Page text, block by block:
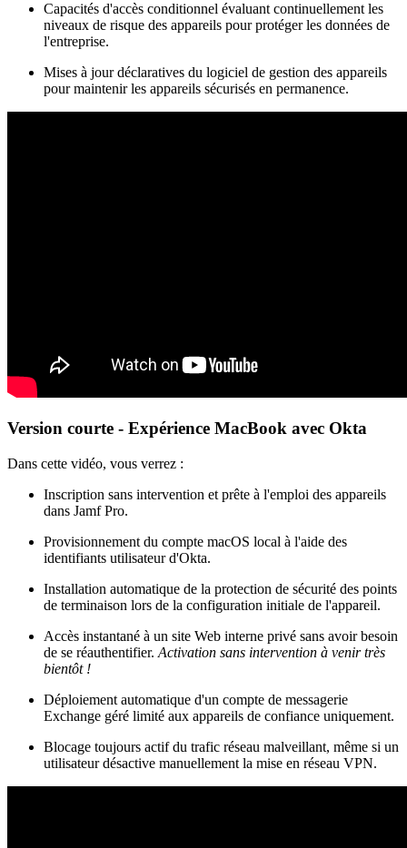
Capacités d'accès conditionnel évaluant continuellement les
niveaux de risque des appareils pour protéger les données de
l'entreprise.
Mises à jour déclaratives du logiciel de gestion des appareils
pour maintenir les appareils sécurisés en permanence.
Version courte - Expérience MacBook avec Okta
Dans cette vidéo, vous verrez :
Inscription sans intervention et prête à l'emploi des appareils
dans Jamf Pro.
Provisionnement du compte macOS local à l'aide des
identifiants utilisateur d'Okta.
Installation automatique de la protection de sécurité des points
de terminaison lors de la configuration initiale de l'appareil.
Accès instantané à un site Web interne privé sans avoir besoin
de se réauthentifier. Activation sans intervention à venir très
bientôt !
Déploiement automatique d'un compte de messagerie
Exchange géré limité aux appareils de confiance uniquement.
Blocage toujours actif du trafic réseau malveillant, même si un
utilisateur désactive manuellement la mise en réseau VPN.